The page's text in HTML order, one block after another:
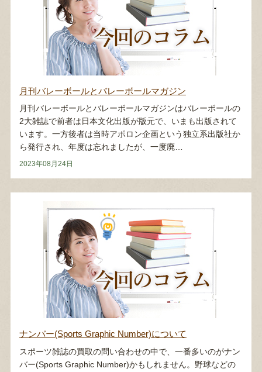
月刊バレーボールとバレーボールマガジン
月刊バレーボールとバレーボールマガジンはバレーボールの
2大雑誌で前者は日本文化出版が版元で、いまも出版されて
います。一方後者は当時アポロン企画という独立系出版社か
ら発行され、年度は忘れましたが、一度廃…
2023年08月24日
ナンバー(Sports Graphic Number)について
スポーツ雑誌の買取の問い合わせの中で、一番多いのがナン
バー(Sports Graphic Number)かもしれません。野球などの